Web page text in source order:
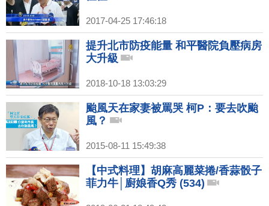
2017-04-25 17:46:18
提升北市防疫能量 和平醫院負壓病房
大升級
2018-10-18 13:03:29
颱風天在家妻被罵哭 柯P：要去吹颱
風？
2015-08-11 15:49:38
【中式料理】胡麻高麗菜捲/香蒜骰子
菲力牛│廚娘香Q秀 (534)